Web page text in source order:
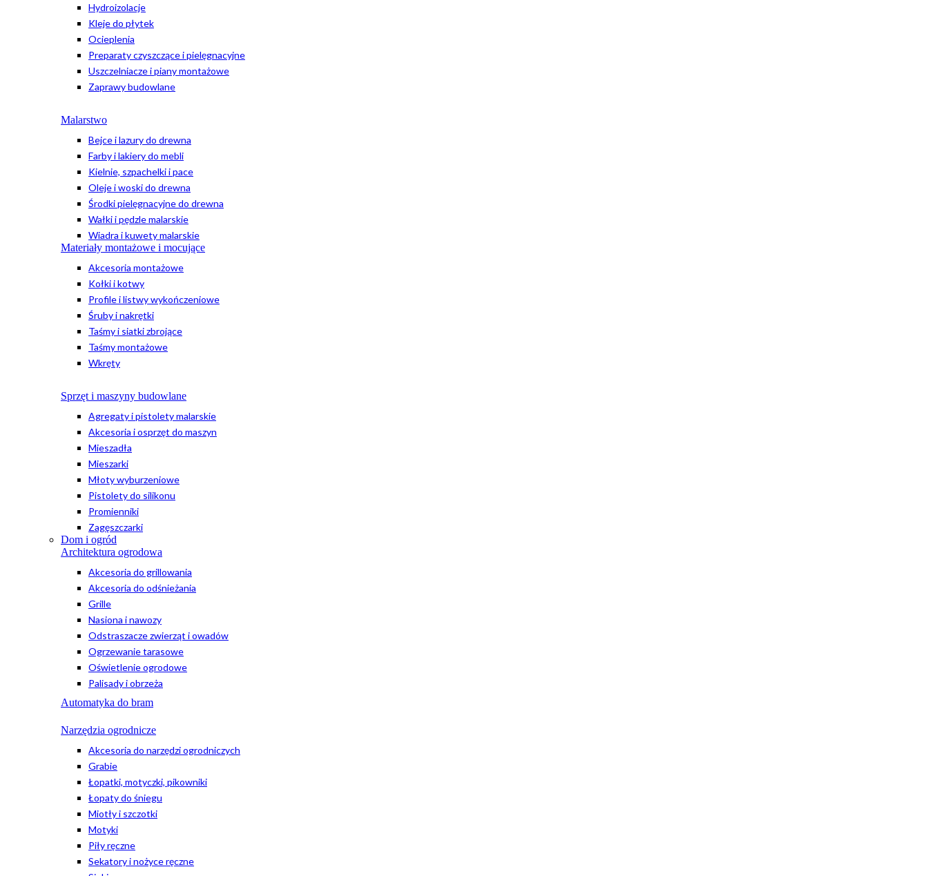
Hydroizolacje
Kleje do płytek
Ocieplenia
Preparaty czyszczące i pielęgnacyjne
Uszczelniacze i piany montażowe
Zaprawy budowlane
Malarstwo
Bejce i lazury do drewna
Farby i lakiery do mebli
Kielnie, szpachelki i pace
Oleje i woski do drewna
Środki pielęgnacyjne do drewna
Wałki i pędzle malarskie
Wiadra i kuwety malarskie
Materiały montażowe i mocujące
Akcesoria montażowe
Kołki i kotwy
Profile i listwy wykończeniowe
Śruby i nakrętki
Taśmy i siatki zbrojące
Taśmy montażowe
Wkręty
Sprzęt i maszyny budowlane
Agregaty i pistolety malarskie
Akcesoria i osprzęt do maszyn
Mieszadła
Mieszarki
Młoty wyburzeniowe
Pistolety do silikonu
Promienniki
Zagęszczarki
Dom i ogród
Architektura ogrodowa
Akcesoria do grillowania
Akcesoria do odśnieżania
Grille
Nasiona i nawozy
Odstraszacze zwierząt i owadów
Ogrzewanie tarasowe
Oświetlenie ogrodowe
Palisady i obrzeża
Automatyka do bram
Narzędzia ogrodnicze
Akcesoria do narzędzi ogrodniczych
Grabie
Łopatki, motyczki, pikowniki
Łopaty do śniegu
Miotły i szczotki
Motyki
Piły ręczne
Sekatory i nożyce ręczne